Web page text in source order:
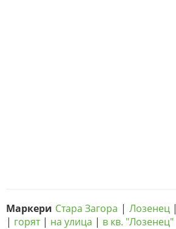
Маркери Стара Загора | Лозенец|
| горят| на улица | в кв. "Лозенец"